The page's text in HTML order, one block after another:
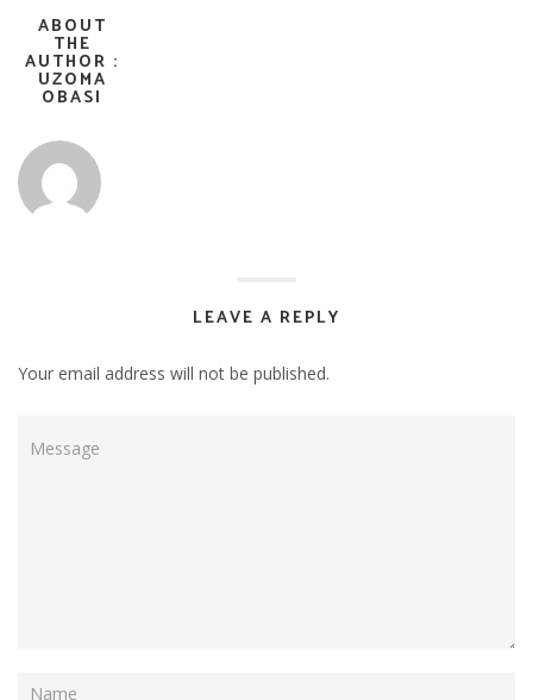
ABOUT
THE
AUTHOR :
UZOMA
OBASI
LEAVE A REPLY
Your email address will not be published.